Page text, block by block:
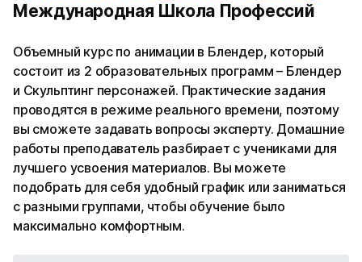
Международная Школа Профессий
Объемный курс по анимации в Блендер, который
состоит из 2 образовательных программ – Блендер
и Скульптинг персонажей. Практические задания
проводятся в режиме реального времени, поэтому
вы сможете задавать вопросы эксперту. Домашние
работы преподаватель разбирает с учениками для
лучшего усвоения материалов. Вы можете
подобрать для себя удобный график или заниматься
с разными группами, чтобы обучение было
максимально комфортным.